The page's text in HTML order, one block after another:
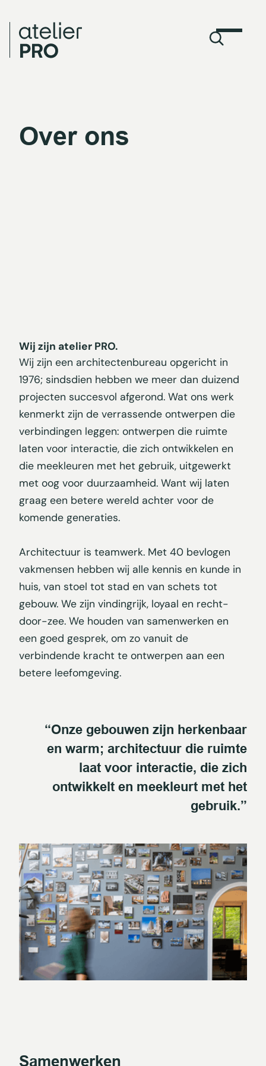
Over ons
Wij zijn atelier PRO.
Wij zijn een architectenbureau opgericht in
1976; sindsdien hebben we meer dan duizend
projecten succesvol afgerond. Wat ons werk
kenmerkt zijn de verrassende ontwerpen die
verbindingen leggen: ontwerpen die ruimte
laten voor interactie, die zich ontwikkelen en
die meekleuren met het gebruik, uitgewerkt
met oog voor duurzaamheid. Want wij laten
graag een betere wereld achter voor de
komende generaties.
Architectuur is teamwerk. Met 40 bevlogen
vakmensen hebben wij alle kennis en kunde in
huis, van stoel tot stad en van schets tot
gebouw. We zijn vindingrijk, loyaal en recht-
door-zee. We houden van samenwerken en
een goed gesprek, om zo vanuit de
verbindende kracht te ontwerpen aan een
betere leefomgeving.
“Onze gebouwen zijn herkenbaar
en warm; architectuur die ruimte
laat voor interactie, die zich
ontwikkelt en meekleurt met het
gebruik.”
Samenwerken